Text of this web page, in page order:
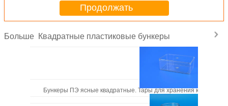
Продолжать
Больше Квадратные пластиковые бункеры
Бункеры ПЭ ясные квадратные. Тары для хранения качества